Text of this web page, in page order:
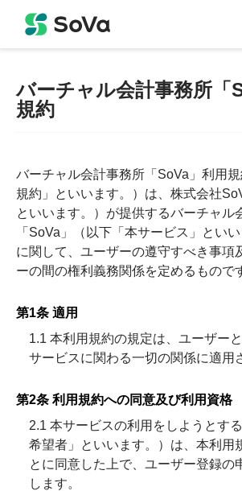
バーチャル会計事務所「
規約
バーチャル会計事務所「SoVa」利用
規約」といいます。）は、株式会社
といいます。）が提供するバーチャル
「SoVa」（以下「本サービス」とい
に関して、ユーザーの遵守すべき事項
ーの間の権利義務関係を定めるもので
第1条 適用
1.1 本利用規約の規定は、ユーザー
サービスに関わる一切の関係に適用
第2条 利用規約への同意及び利用資格
2.1 本サービスの利用をしようとす
希望者」といいます。）は、本利用
とに同意した上で、ユーザー登録の
します。